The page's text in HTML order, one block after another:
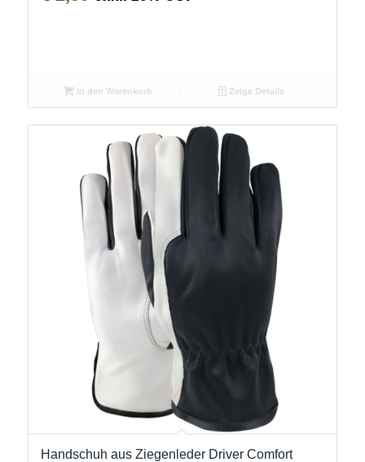
In den Warenkorb Zeige Details
Handschuh aus Ziegenleder Driver Comfort